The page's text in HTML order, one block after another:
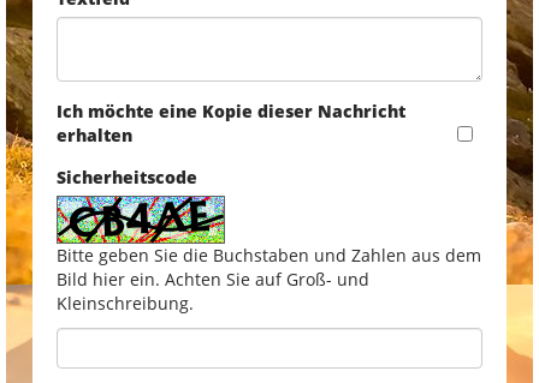
Ich möchte eine Kopie dieser Nachricht
erhalten
Sicherheitscode
Bitte geben Sie die Buchstaben und Zahlen aus dem
Bild hier ein. Achten Sie auf Groß- und
Kleinschreibung.